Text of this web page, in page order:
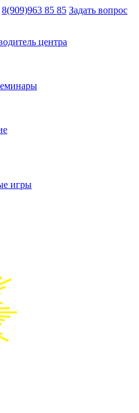
8(909)963 85 85 Задать вопрос
центра
игры